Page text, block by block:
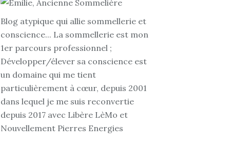
Blog atypique qui allie sommellerie et
conscience... La sommellerie est mon
1er parcours professionnel ;
Développer/élever sa conscience est
un domaine qui me tient
particulièrement à cœur, depuis 2001
dans lequel je me suis reconvertie
depuis 2017 avec Libère LèMo et
Nouvellement Pierres Energies